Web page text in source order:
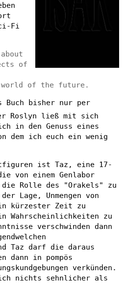
Fi
of
of the future.
bisher nur per
Roslyn ließ mit sich
in den Genuss eines
dem ich euch ein wenig
ist Taz, eine 17-
von einem Genlabor
die Rolle des "Orakels" zu
Lage, Unmengen von
kürzester Zeit zu
Wahrscheinlichkeiten zu
verschwinden dann
Taz darf die daraus
dann in pompös
verkünden.
nichts sehnlicher als